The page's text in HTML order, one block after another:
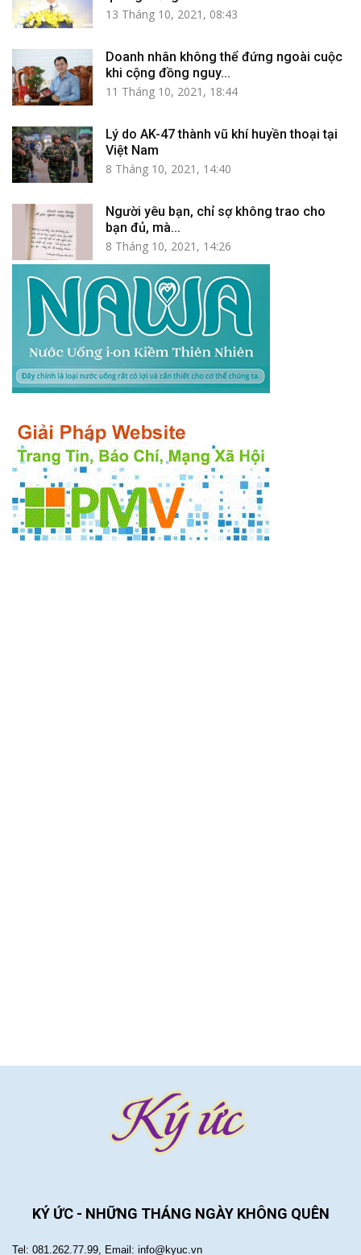
13 Tháng 10, 2021, 08:43
Doanh nhân không thể đứng ngoài cuộc
khi cộng đồng nguy...
11 Tháng 10, 2021, 18:44
Lý do AK-47 thành vũ khí huyền thoại tại
Việt Nam
8 Tháng 10, 2021, 14:40
Người yêu bạn, chỉ sợ không trao cho
bạn đủ, mà...
8 Tháng 10, 2021, 14:26
KÝ ỨC - NHỮNG THÁNG NGÀY KHÔNG QUÊN
Tel: 081.262.77.99, Email: info@kyuc.vn